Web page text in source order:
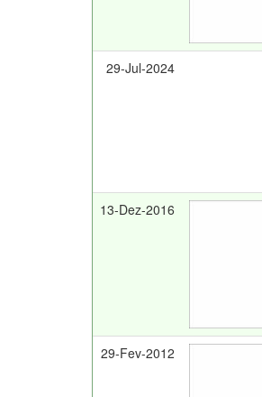
29-Jul-2024
13-Dez-2016
29-Fev-2012